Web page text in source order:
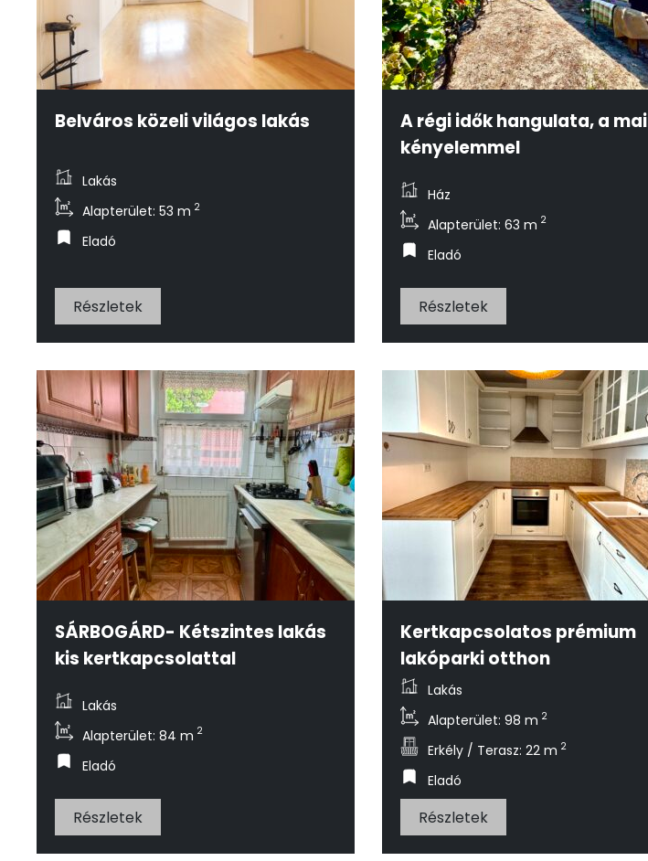
Belváros közeli világos lakás
Lakás
Alapterület: 53 m 2
Eladó
Részletek
A régi idők hangulata, a mai
kényelemmel
Ház
Alapterület: 63 m 2
Eladó
Részletek
SÁRBOGÁRD- Kétszintes lakás
kis kertkapcsolattal
Lakás
Alapterület: 84 m 2
Eladó
Részletek
Kertkapcsolatos prémium
lakóparki otthon
Lakás
Alapterület: 98 m 2
Erkély / Terasz: 22 m 2
Eladó
Részletek